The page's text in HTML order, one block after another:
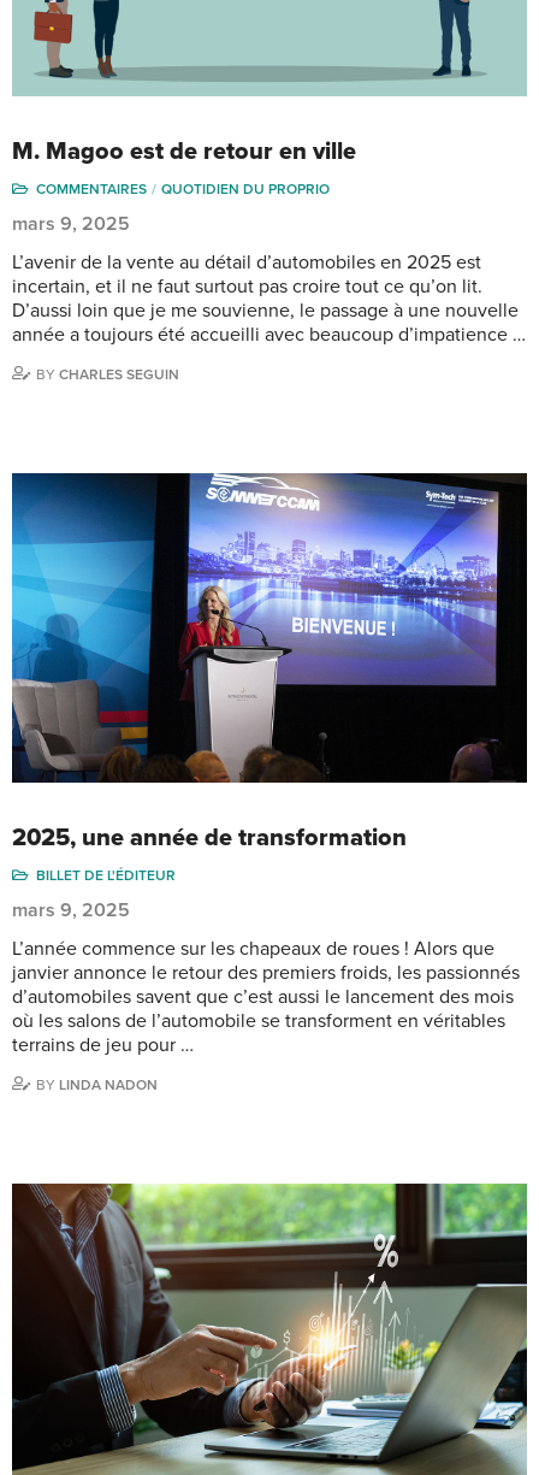
M. Magoo est de retour en ville
COMMENTAIRES QUOTIDIEN DU PROPRIO
mars 9, 2025
L’avenir de la vente au détail d’automobiles en 2025 est
incertain, et il ne faut surtout pas croire tout ce qu’on lit.
D’aussi loin que je me souvienne, le passage à une nouvelle
année a toujours été accueilli avec beaucoup d’impatience …
BY CHARLES SEGUIN
2025, une année de transformation
BILLET DE L'ÉDITEUR
mars 9, 2025
L’année commence sur les chapeaux de roues ! Alors que
janvier annonce le retour des premiers froids, les passionnés
d’automobiles savent que c’est aussi le lancement des mois
où les salons de l’automobile se transforment en véritables
terrains de jeu pour …
BY LINDA NADON